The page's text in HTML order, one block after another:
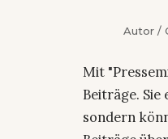
Autor /
Mit
Beiträge.
sondern